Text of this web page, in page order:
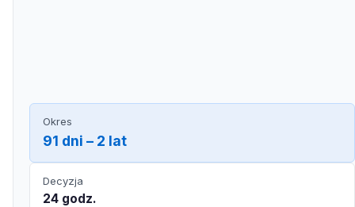
Okres
91 dni – 2 lat
Decyzja
24 godz.